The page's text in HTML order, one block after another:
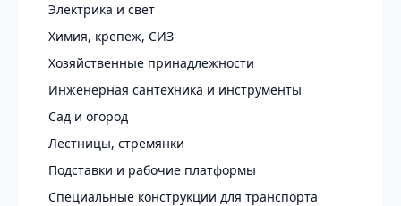
Электрика и свет
Химия, крепеж, СИЗ
Хозяйственные принадлежности
Инженерная сантехника и инструменты
Сад и огород
Лестницы, стремянки
Подставки и рабочие платформы
Специальные конструкции для транспорта